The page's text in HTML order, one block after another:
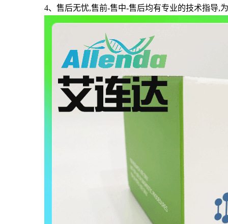
4、售后无忧,售前-售中-售后均有专业的技术指导,